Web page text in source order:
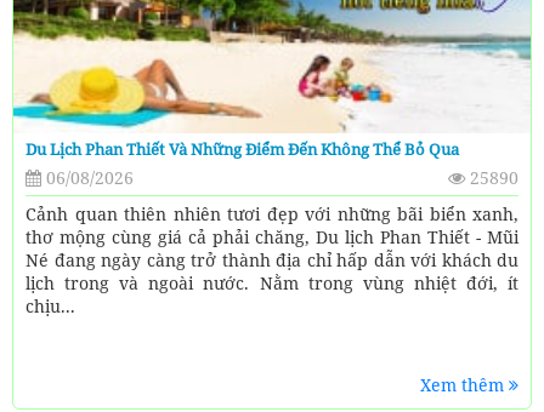
Du Lịch Phan Thiết Và Những Điểm Đến Không Thể Bỏ Qua
06/08/2026
25890
Cảnh quan thiên nhiên tươi đẹp với những bãi biển xanh,
thơ mộng cùng giá cả phải chăng, Du lịch Phan Thiết - Mũi
Né đang ngày càng trở thành địa chỉ hấp dẫn với khách du
lịch trong và ngoài nước. Nằm trong vùng nhiệt đới, ít
chịu...
Xem thêm